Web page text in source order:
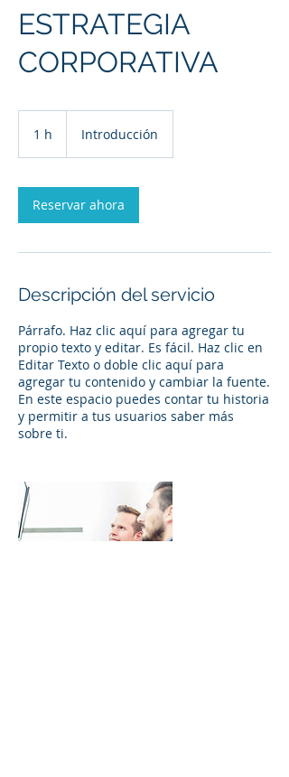
ESTRATEGIA
CORPORATIVA
1 h Introducción
Reservar ahora
Descripción del servicio
Párrafo. Haz clic aquí para agregar tu
propio texto y editar. Es fácil. Haz clic en
Editar Texto o doble clic aquí para
agregar tu contenido y cambiar la fuente.
En este espacio puedes contar tu historia
y permitir a tus usuarios saber más
sobre ti.